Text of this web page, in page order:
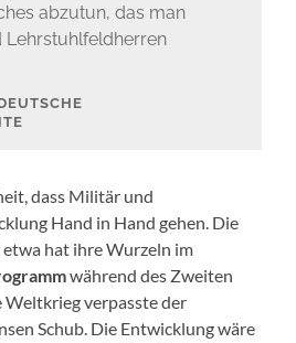
abzutun, das man
Lehrstuhlfeldherren
dass Militär und
Hand in Hand gehen. Die
etwa hat ihre Wurzeln im
während des Zweiten
Weltkrieg verpasste der
Schub. Die Entwicklung wäre